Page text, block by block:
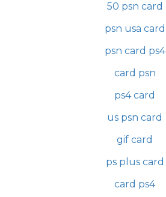
50 psn card
psn usa card
psn card ps4
card psn
ps4 card
us psn card
gif card
ps plus card
card ps4